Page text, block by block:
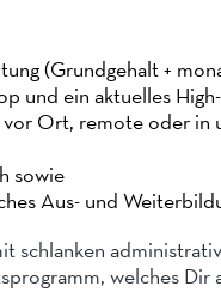
(Grundgehalt +
und ein aktuelles
Ort, remote oder in
sowie
Aus- und
schlanken
welches